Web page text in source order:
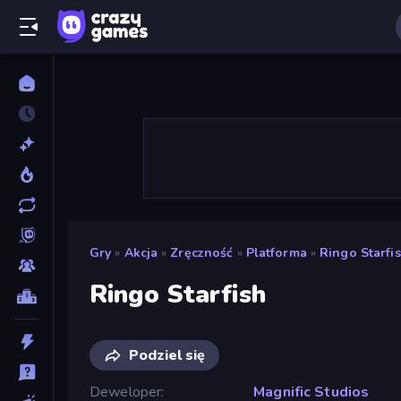
Gry » Akcja » Zręczność » Platforma » Ringo
Ringo Starfish
Podziel się
Deweloper
Magnific Studios